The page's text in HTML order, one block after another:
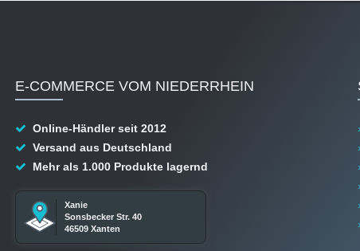
E-COMMERCE VOM NIEDERRHEIN
Online-Händler seit 2012
Versand aus Deutschland
Mehr als 1.000 Produkte lagernd
Xanie
Sonsbecker Str. 40
46509 Xanten